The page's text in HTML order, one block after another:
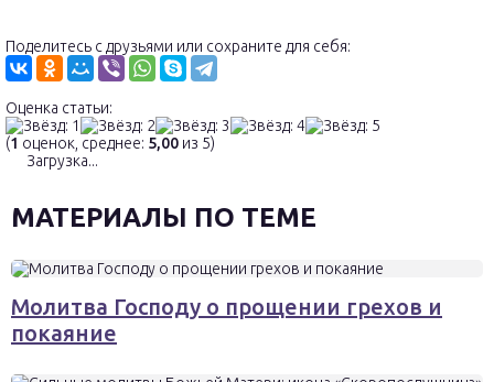
Поделитесь с друзьями или сохраните для себя:
Оценка статьи:
(1 оценок, среднее: 5,00 из 5)
Загрузка...
МАТЕРИАЛЫ ПО ТЕМЕ
Молитва Господу о прощении грехов и
покаяние